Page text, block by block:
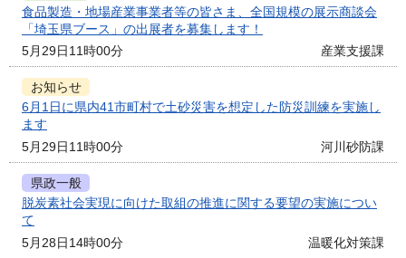
食品製造・地場産業事業者等の皆さま、全国規模の展示商談会
「埼玉県ブース」の出展者を募集します！
5月29日11時00分
産業支援課
お知らせ
6月1日に県内41市町村で土砂災害を想定した防災訓練を実施し
ます
5月29日11時00分
河川砂防課
県政一般
脱炭素社会実現に向けた取組の推進に関する要望の実施につい
て
5月28日14時00分
温暖化対策課